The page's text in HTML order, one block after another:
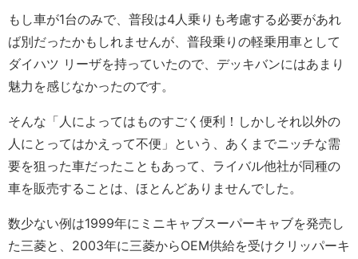
もし車が1台のみで、普段は4人乗りも考慮する必要があれ
ば別だったかもしれませんが、普段乗りの軽乗用車として
ダイハツ リーザを持っていたので、デッキバンにはあまり
魅力を感じなかったのです。
そんな「人によってはものすごく便利！しかしそれ以外の
人にとってはかえって不便」という、あくまでニッチな需
要を狙った車だったこともあって、ライバル他社が同種の
車を販売することは、ほとんどありませんでした。
数少ない例は1999年にミニキャブスーパーキャブを発売し
た三菱と、2003年に三菱からOEM供給を受けクリッパーキ